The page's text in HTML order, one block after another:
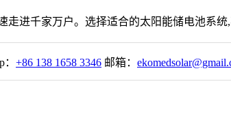
走进千家万户。选择适合的太阳能储电池系
+86 138 1658 3346 邮箱：